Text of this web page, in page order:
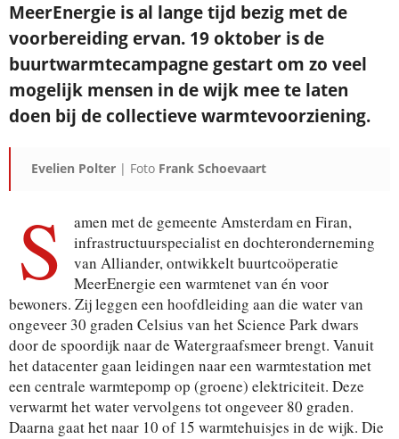
MeerEnergie is al lange tijd bezig met de
voorbereiding ervan. 19 oktober is de
buurtwarmtecampagne gestart om zo veel
mogelijk mensen in de wijk mee te laten
doen bij de collectieve warmtevoorziening.
Evelien Polter | Foto Frank Schoevaart
S
amen met de gemeente Amsterdam en Firan,
infrastructuurspecialist en dochteronderneming
van Alliander, ontwikkelt buurtcoöperatie
MeerEnergie een warmtenet van én voor
bewoners. Zij leggen een hoofdleiding aan die water van
ongeveer 30 graden Celsius van het Science Park dwars
door de spoordijk naar de Watergraafsmeer brengt. Vanuit
het datacenter gaan leidingen naar een warmtestation met
een centrale warmtepomp op (groene) elektriciteit. Deze
verwarmt het water vervolgens tot ongeveer 80 graden.
Daarna gaat het naar 10 of 15 warmtehuisjes in de wijk. Die